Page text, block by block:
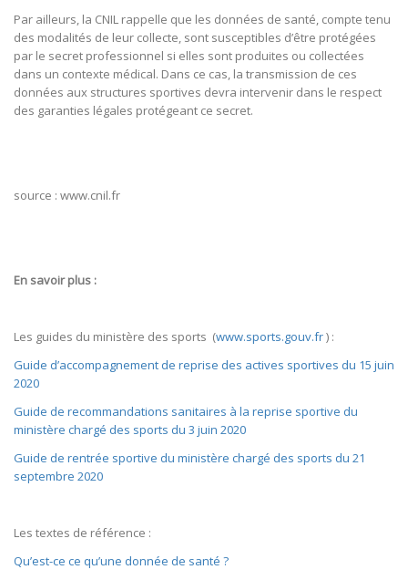
Par ailleurs, la CNIL rappelle que les données de santé, compte tenu
des modalités de leur collecte, sont susceptibles d’être protégées
par le secret professionnel si elles sont produites ou collectées
dans un contexte médical. Dans ce cas, la transmission de ces
données aux structures sportives devra intervenir dans le respect
des garanties légales protégeant ce secret.
source : www.cnil.fr
En savoir plus :
Les guides du ministère des sports (www.sports.gouv.fr) :
Guide d’accompagnement de reprise des actives sportives du 15 juin
2020
Guide de recommandations sanitaires à la reprise sportive du
ministère chargé des sports du 3 juin 2020
Guide de rentrée sportive du ministère chargé des sports du 21
septembre 2020
Les textes de référence :
Qu’est-ce ce qu’une donnée de santé ?